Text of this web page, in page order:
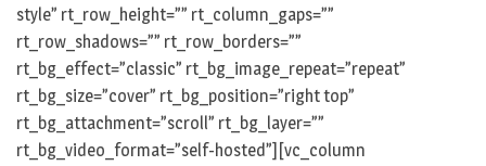
style” rt_row_height=”” rt_column_gaps=””
rt_row_shadows=”” rt_row_borders=””
rt_bg_effect=”classic” rt_bg_image_repeat=”repeat”
rt_bg_size=”cover” rt_bg_position=”right top”
rt_bg_attachment=”scroll” rt_bg_layer=””
rt_bg_video_format=”self-hosted”][vc_column